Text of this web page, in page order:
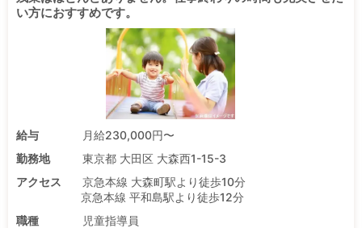
い方におすすめです。
給与
月給230,000円〜
勤務地
東京都 大田区 大森西1-15-3
アクセス
京急本線 大森町駅より徒歩10分
京急本線 平和島駅より徒歩12分
職種
児童指導員